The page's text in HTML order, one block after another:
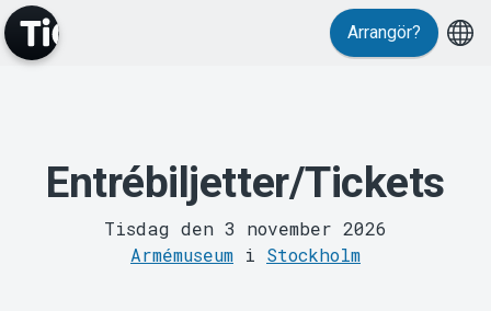
MyTickster
Arrangör?
Entrébiljetter/Tickets
Tisdag den 3 november 2026
Armémuseum i Stockholm